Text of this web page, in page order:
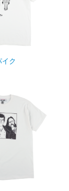
ク